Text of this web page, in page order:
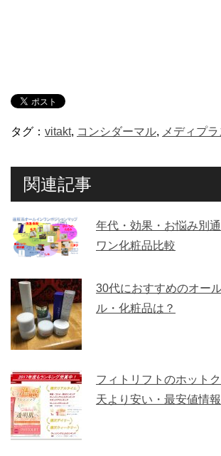
タグ： vitakt, コンシダーマル, メディプ
関連記事
年代・効果・お悩み別
ワン化粧品比較
30代におすすめのオー
ル・化粧品は？
フィトリフトのホット
天より安い・最安値情報